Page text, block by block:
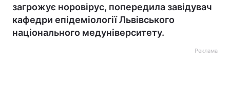
загрожує норовірус, попередила завідувач
кафедри епідеміології Львівського
національного медуніверситету.
Реклама